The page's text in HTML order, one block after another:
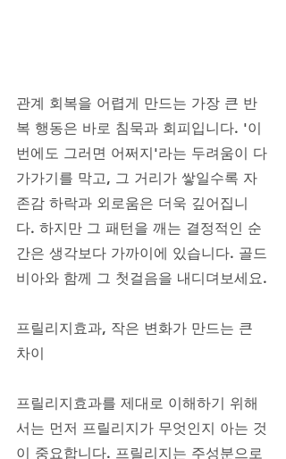
관계 회복을 어렵게 만드는 가장 큰 반
복 행동은 바로 침묵과 회피입니다. '이
번에도 그러면 어쩌지'라는 두려움이 다
가가기를 막고, 그 거리가 쌓일수록 자
존감 하락과 외로움은 더욱 깊어집니
다. 하지만 그 패턴을 깨는 결정적인 순
간은 생각보다 가까이에 있습니다. 골드
비아와 함께 그 첫걸음을 내디뎌보세요.
프릴리지효과, 작은 변화가 만드는 큰
차이
프릴리지효과를 제대로 이해하기 위해
서는 먼저 프릴리지가 무엇인지 아는 것
이 중요합니다. 프릴리지는 주성분으로